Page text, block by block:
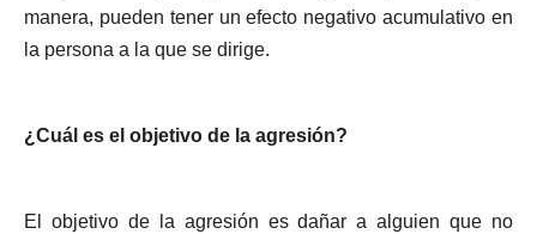
manera, pueden tener un efecto negativo acumulativo en
la persona a la que se dirige.
¿Cuál es el objetivo de la agresión?
El objetivo de la agresión es dañar a alguien que no